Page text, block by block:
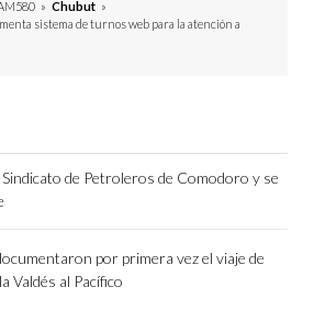
» Chubut »
sistema de turnos web para la atención a
de Petroleros de Comodoro y se
por primera vez el viaje de
Valdés al Pacífico